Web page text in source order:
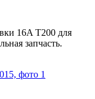
16A T200 для
запчасть.